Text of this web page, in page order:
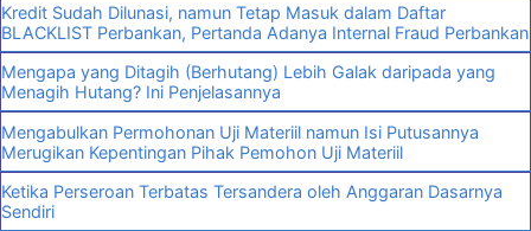
Kredit Sudah Dilunasi, namun Tetap Masuk dalam Daftar
BLACKLIST Perbankan, Pertanda Adanya Internal Fraud Perbankan
Mengapa yang Ditagih (Berhutang) Lebih Galak daripada yang
Menagih Hutang? Ini Penjelasannya
Mengabulkan Permohonan Uji Materiil namun Isi Putusannya
Merugikan Kepentingan Pihak Pemohon Uji Materiil
Ketika Perseroan Terbatas Tersandera oleh Anggaran Dasarnya
Sendiri